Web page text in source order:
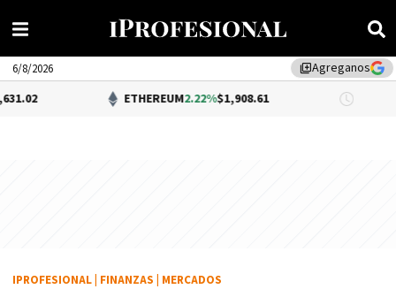
library_addAgreganos
6/8/2026
ETHEREUM 2.22%$1,908.61 DÓLAR
IPROFESIONAL FINANZAS MERCADOS